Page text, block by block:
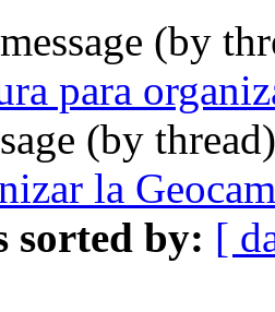
(by
para
(by
la
sorted by: [